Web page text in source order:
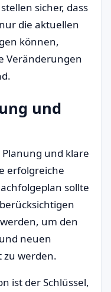
sicher, dass
die aktuellen
können,
Veränderungen
und
und klare
erfolgreiche
sollte
um den
neuen
werden.
ist der Schlüssel,